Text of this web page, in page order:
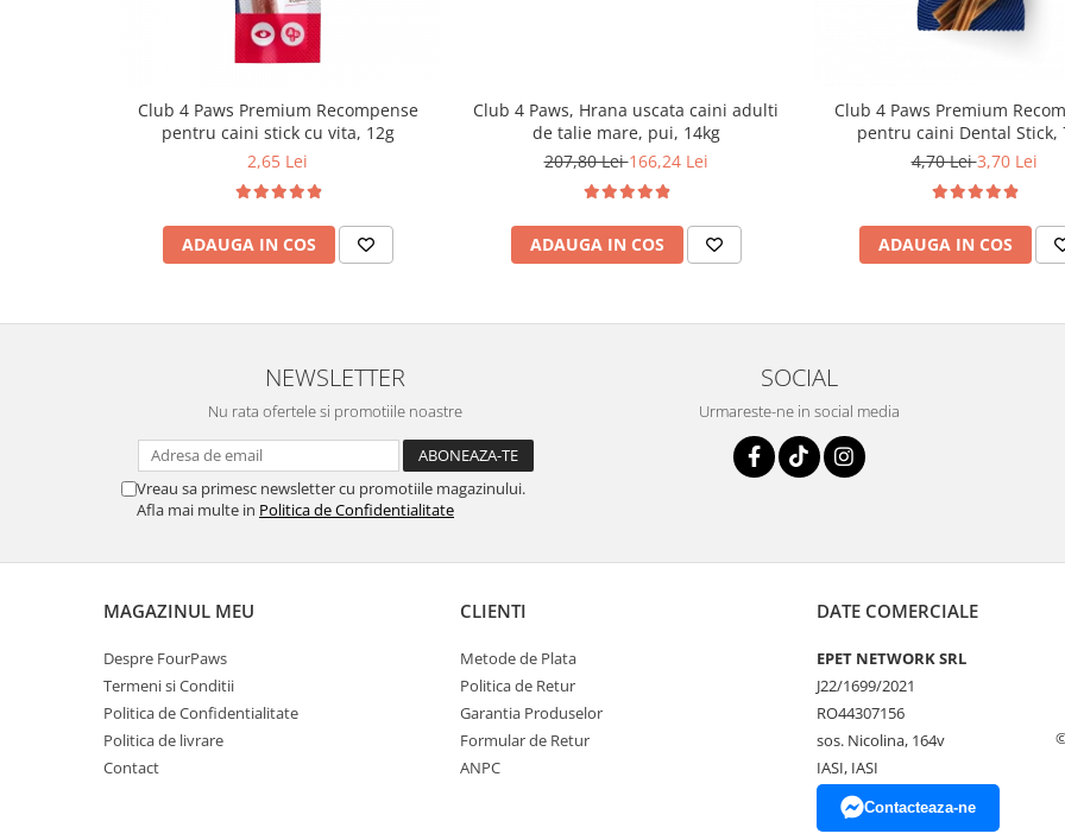
Club 4 Paws Premium Recompense
pentru caini stick cu vita, 12g
2,65 Lei
ADAUGA IN COS
Club 4 Paws, Hrana uscata caini adulti
de talie mare, pui, 14kg
207,80 Lei166,24 Lei
ADAUGA IN COS
Club 4 Paws Premium
pentru caini Dental Stick,
4,70 Lei3,70 Lei
ADAUGA IN COS
NEWSLETTER
Nu rata ofertele si promotiile noastre
Vreau sa primesc newsletter cu promotiile magazinului.
Afla mai multe in Politica de Confidentialitate
SOCIAL
Urmareste-ne in social media
MAGAZINUL MEU
Despre FourPaws
Termeni si Conditii
Politica de Confidentialitate
Politica de livrare
Contact
CLIENTI
Metode de Plata
Politica de Retur
Garantia Produselor
Formular de Retur
ANPC
DATE COMERCIALE
EPET NETWORK SRL
J22/1699/2021
RO44307156
sos. Nicolina, 164v
IASI, IASI
Contacteaza-ne